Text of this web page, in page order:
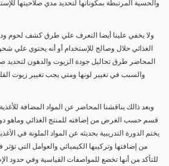
والحسية المرتبطة بمكوناتها لتحديد مدي صلاحيتها
ولا يخفي علينا أيضا التعرف علي طرق كشف لحوم
الغذائي حلال وصالح للإستخدام أو أنه يحتوي علي
المحاضر طرق تحاليل جودة الزيوت والدهون لتحديد
والسبب في تغيير لونها ومتي يجب تغيير زيوت
وبعد ذالك يناقشنا المحاضر عن المواد المضافة
قسم حسب الغرض من إضافته للمنتج الغذائي وماهو
يختم الدورة التدريبية بحديثه عن المواد الملونة في
من إضافتها وتركيبها الكيميائي والعوامل التي
للتأكد من أنها تخضع للمواصفات القياسية وفي حدود